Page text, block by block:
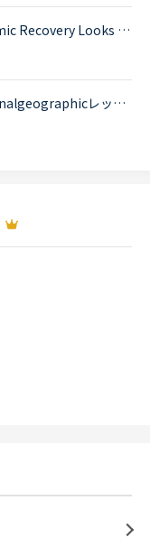
デイリーニュース[Level 7-9] U.S. Economic Recovery Looks Bleakの1つの文が訳せません。教えていただけると嬉しいです。Economists are downgrading their expectations for the strength of the economic rec...
【解決、ありがとうございました】nationalgeographicレッスン中にも質問しましたが、どうしても分からないので教えてください★誤字があったら申し訳ありませんFARTAL ATTRACTIONパラグラフCThere are three smal...